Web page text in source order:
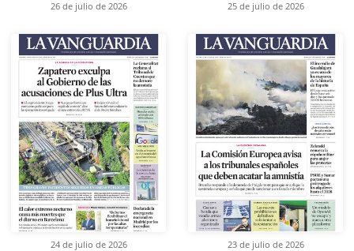
26 de julio de 2026 25 de julio de 2026
24 de julio de 2026 23 de julio de 2026